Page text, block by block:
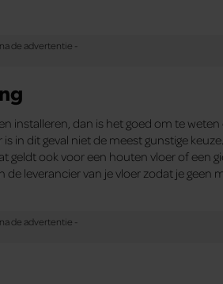
installeren, dan is het goed om te
in dit geval niet de meest gunstige
geldt ook voor een houten vloer of een
de leverancier van je vloer zodat je geen